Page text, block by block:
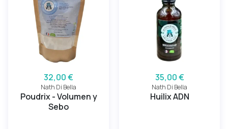
32,00 €
Nath Di Bella
Poudrix - Volumen y
Sebo
35,00 €
Nath Di Bella
Huilix ADN